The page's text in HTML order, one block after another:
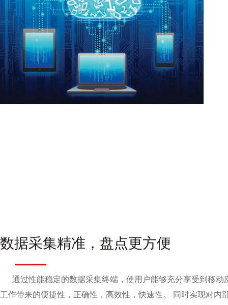
数据采集精准，盘点更方便
通过性能稳定的数据采集终端，使用户能够充分享受到移动
工作带来的便捷性，正确性，高效性，快速性。 同时实现对内